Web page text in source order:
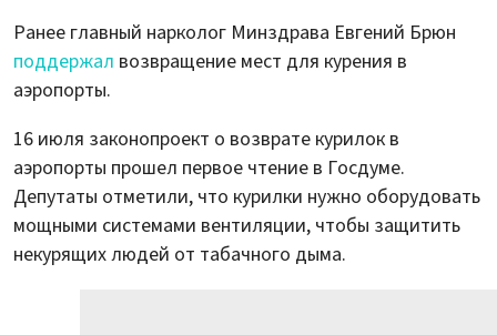
Ранее главный нарколог Минздрава Евгений Брюн
поддержал возвращение мест для курения в
аэропорты.
16 июля законопроект о возврате курилок в
аэропорты прошел первое чтение в Госдуме.
Депутаты отметили, что курилки нужно оборудовать
мощными системами вентиляции, чтобы защитить
некурящих людей от табачного дыма.